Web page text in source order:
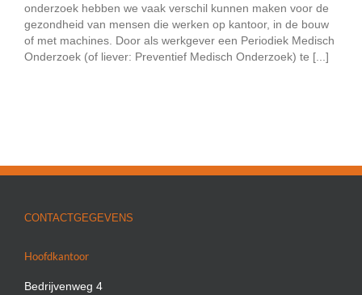
onderzoek hebben we vaak verschil kunnen maken voor de
gezondheid van mensen die werken op kantoor, in de bouw
of met machines. Door als werkgever een Periodiek Medisch
Onderzoek (of liever: Preventief Medisch Onderzoek) te [...]
CONTACTGEGEVENS
Hoofdkantoor
Bedrijvenweg 4